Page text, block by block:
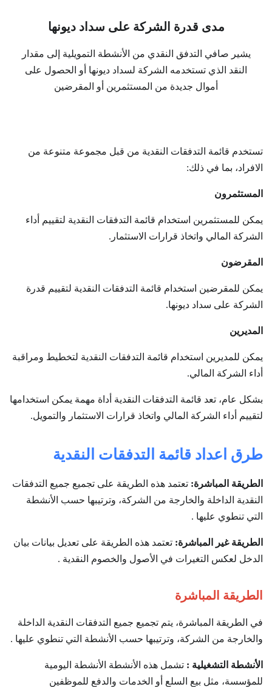
مدى قدرة الشركة على سداد ديونها
يشير صافي التدفق النقدي من الأنشطة التمويلية إلى مقدار
النقد الذي تستخدمه الشركة لسداد ديونها أو الحصول على
أموال جديدة من المستثمرين أو المقرضين
تستخدم قائمة التدفقات النقدية من قبل مجموعة متنوعة من
الافراد، بما في ذلك:
المستثمرون
يمكن للمستثمرين استخدام قائمة التدفقات النقدية لتقييم أداء
الشركة المالي واتخاذ قرارات الاستثمار.
المقرضون
يمكن للمقرضين استخدام قائمة التدفقات النقدية لتقييم قدرة
الشركة على سداد ديونها.
المديرين
يمكن للمديرين استخدام قائمة التدفقات النقدية لتخطيط ومراقبة
أداء الشركة المالي.
بشكل عام، تعد قائمة التدفقات النقدية أداة مهمة يمكن استخدامها
لتقييم أداء الشركة المالي واتخاذ قرارات الاستثمار والتمويل.
طرق اعداد قائمة التدفقات النقدية
الطريقة المباشرة: تعتمد هذه الطريقة على تجميع جميع التدفقات
النقدية الداخلة والخارجة من الشركة، وترتيبها حسب الأنشطة
التي تنطوي عليها .
الطريقة غير المباشرة: تعتمد هذه الطريقة على تعديل بيانات بيان
الدخل لعكس التغيرات في الأصول والخصوم النقدية .
الطريقة المباشرة
في الطريقة المباشرة، يتم تجميع جميع التدفقات النقدية الداخلة
والخارجة من الشركة، وترتيبها حسب الأنشطة التي تنطوي عليها .
الأنشطة التشغيلية : تشمل هذه الأنشطة الأنشطة اليومية
للمؤسسة، مثل بيع السلع أو الخدمات والدفع للموظفين